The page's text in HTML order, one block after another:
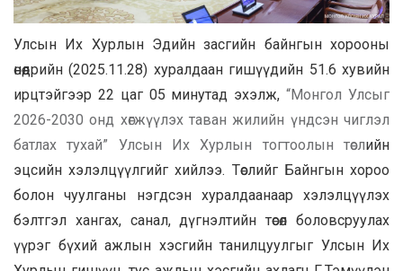
Улсын Их Хурлын Эдийн засгийн байнгын хорооны
өнөөдрийн (2025.11.28) хуралдаан гишүүдийн 51.6 хувийн
ирцтэйгээр 22 цаг 05 минутад эхэлж,“Монгол Улсыг
2026-2030 онд хөгжүүлэх таван жилийн үндсэн чиглэл
батлах тухай” Улсын Их Хурлын тогтоолын төслийн
эцсийн хэлэлцүүлгийг хийлээ. Төслийг Байнгын хороо
болон чуулганы нэгдсэн хуралдаанаар хэлэлцүүлэх
бэлтгэл хангах, санал, дүгнэлтийн төсөл боловсруулах
үүрэг бүхий ажлын хэсгийн танилцуулгыг Улсын Их